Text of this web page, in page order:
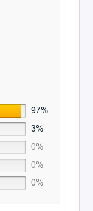
97%
3%
0%
0%
0%